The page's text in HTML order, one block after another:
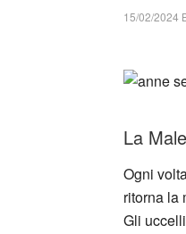
15/02/2024
La
Ogni
ritorna la
Gli